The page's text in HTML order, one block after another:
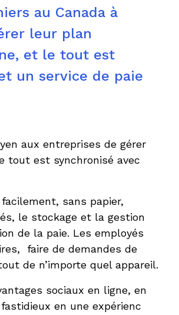
au Canada à
leur plan
et le tout est
un service de paie
aux entreprises de gérer
tout est synchronisé avec
sans papier,
le stockage et la gestion
de la paie. Les employés
faire de demandes de
de n’importe quel appareil.
sociaux en ligne, en
en une expérienc